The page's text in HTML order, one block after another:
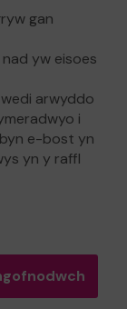
gan
yw eisoes
arwyddo
i
e-bost yn
yn y raffl